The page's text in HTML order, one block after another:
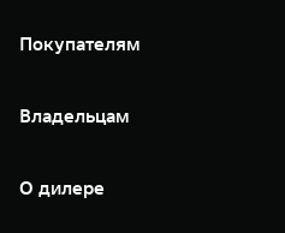
TANK 400
TANK 500
Покупателям
Тест-драйв
TANK Финансы
Корпоративным клиентам
Зарядные станции
Владельцам
Помощь на дороге
Новые цифровые сервисы TANK
О дилере